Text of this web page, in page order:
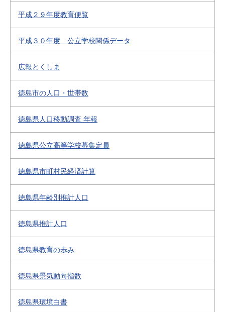
平成２９年度教育便覧
平成３０年度 公立学校関係データ
広報とくしま
徳島市の人口・世帯数
徳島県人口移動調査 年報
徳島県公立高等学校募集定員
徳島県市町村民経済計算
徳島県年齢別推計人口
徳島県推計人口
徳島県教育の歩み
徳島県景気動向指数
徳島県環境白書